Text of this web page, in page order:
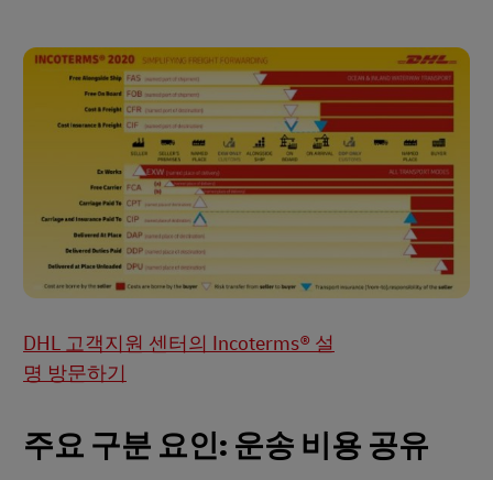
DHL 고객지원 센터의 Incoterms® 설
명 방문하기
주요 구분 요인: 운송 비용 공유